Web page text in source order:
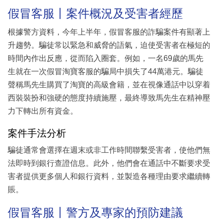
假冒客服丨案件概況及受害者經歷
根據警方資料，今年上半年，假冒客服的詐騙案件有顯著上
升趨勢。騙徒常以緊急和威脅的語氣，迫使受害者在極短的
時間內作出反應，從而陷入圈套。例如，一名69歲的馬先
生就在一次假冒淘寶客服的騙局中損失了44萬港元。騙徒
聲稱馬先生購買了淘寶的高級會籍，並在視像通話中以穿着
西裝裝扮和強硬的態度持續施壓，最終導致馬先生在精神壓
力下轉出所有資金。
案件手法分析
騙徒通常會選擇在週末或非工作時間聯繫受害者，使他們無
法即時到銀行查證信息。此外，他們會在通話中不斷要求受
害者提供更多個人和銀行資料，並製造各種理由要求繼續轉
賬。
假冒客服丨警方及專家的預防建議